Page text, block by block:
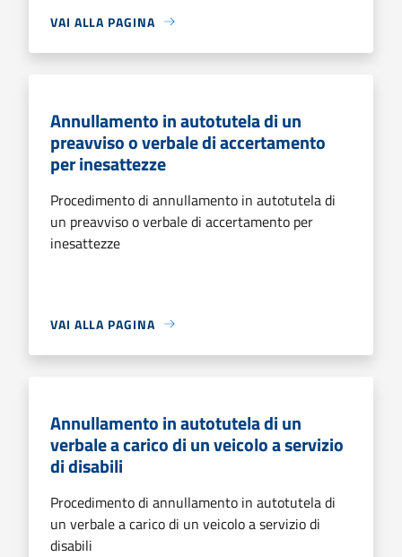
VAI ALLA PAGINA
Annullamento in autotutela di un
preavviso o verbale di accertamento
per inesattezze
Procedimento di annullamento in autotutela di
un preavviso o verbale di accertamento per
inesattezze
VAI ALLA PAGINA
Annullamento in autotutela di un
verbale a carico di un veicolo a servizio
di disabili
Procedimento di annullamento in autotutela di
un verbale a carico di un veicolo a servizio di
disabili